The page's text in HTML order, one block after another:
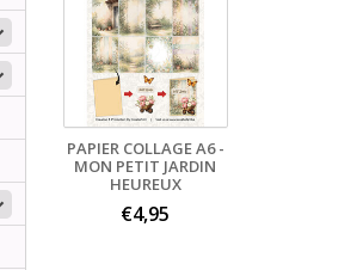
PAPIER COLLAGE A6 -
MON PETIT JARDIN
HEUREUX
€4,95